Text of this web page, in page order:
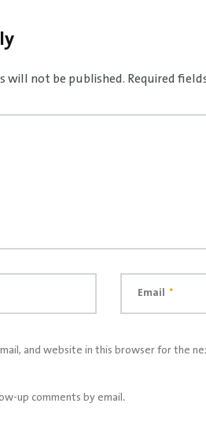
will not be published.Required
Email *
and website in this browser for the
up comments by email.